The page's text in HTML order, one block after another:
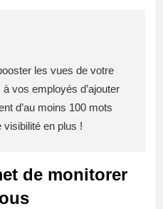
les vues de votre
vos employés d’ajouter
d’au moins 100 mots
visibilité en plus !
de monitorer